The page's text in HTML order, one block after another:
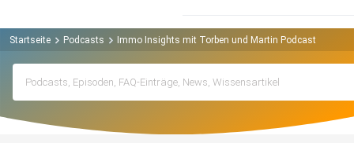
Startseite Podcasts Immo Insights mit Torben und Martin Podcast